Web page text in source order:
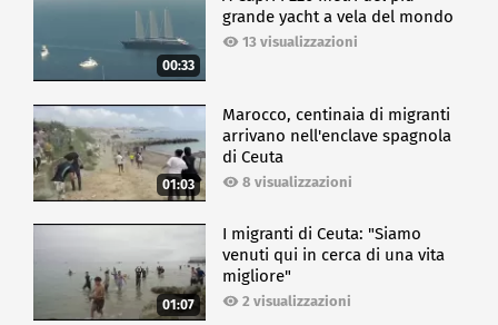
00:33
grande yacht a vela del mondo
13 visualizzazioni
01:03
Marocco, centinaia di migranti
arrivano nell'enclave spagnola
di Ceuta
8 visualizzazioni
01:07
I migranti di Ceuta: "Siamo
venuti qui in cerca di una vita
migliore"
2 visualizzazioni